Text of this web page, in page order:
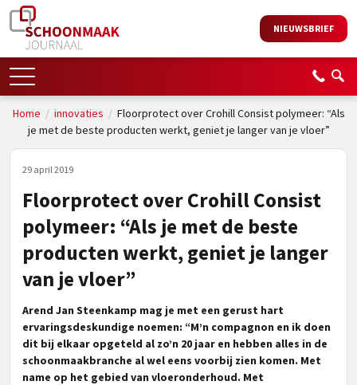
NIEUWSBRIEF
Home / innovaties / Floorprotect over Crohill Consist polymeer: “Als
je met de beste producten werkt, geniet je langer van je vloer”
29 april 2019
Floorprotect over Crohill Consist
polymeer: “Als je met de beste
producten werkt, geniet je langer
van je vloer”
Arend Jan Steenkamp mag je met een gerust hart
ervaringsdeskundige noemen: “M’n compagnon en ik doen
dit bij elkaar opgeteld al zo’n 20 jaar en hebben alles in de
schoonmaakbranche al wel eens voorbij zien komen. Met
name op het gebied van vloeronderhoud. Met